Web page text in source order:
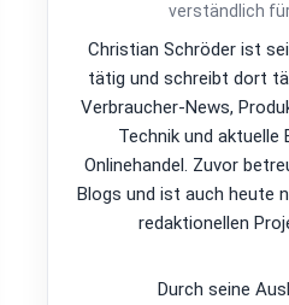
verständlich
Christian Schröder ist
tätig und schreibt dort
Verbraucher-News,
Technik und aktuelle
Onlinehandel. Zuvor
Blogs und ist auch heute
redaktionellen
Durch seine